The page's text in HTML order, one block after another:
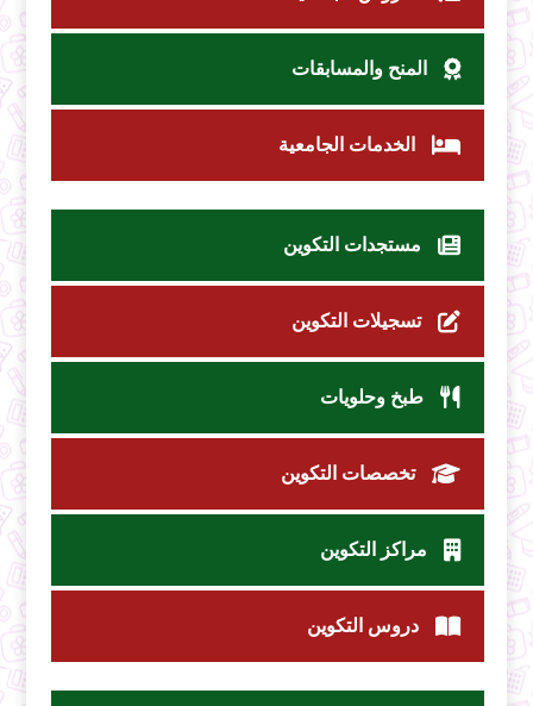
المنح والمسابقات
الخدمات الجامعية
مستجدات التكوين
تسجيلات التكوين
طبخ وحلويات
تخصصات التكوين
مراكز التكوين
دروس التكوين